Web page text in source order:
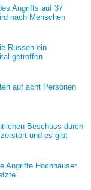
Angriffs auf 37
nach Menschen
Russen ein
getroffen
auf acht Personen
Beschuss durch
und es gibt
Angriffe Hochhäuser